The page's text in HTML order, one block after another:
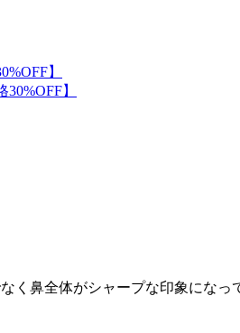
く鼻全体がシャープな印象にな